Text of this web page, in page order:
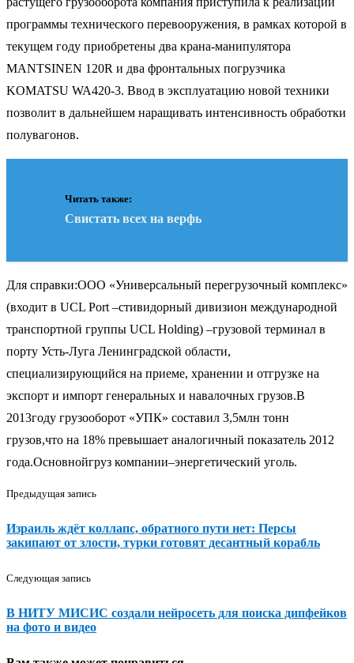
программы технического перевооружения, в рамках которой в
текущем году приобретены два крана-манипулятора
MANTSINEN 120R и два фронтальных погрузчика
KOMATSU WA420-3. Ввод в эксплуатацию новой техники
позволит в дальнейшем наращивать интенсивность обработки
полувагонов.
Читать также:
Свистать всех на верфь
Для справки:ООО «Универсальный перегрузочный комплекс»
(входит в UCL Port –стивидорный дивизион международной
транспортной группы UCL Holding) –грузовой терминал в
порту Усть-Луга Ленинградской области,
специализирующийся на приеме, хранении и отгрузке на
экспорт и импорт генеральных и навалочных грузов.В
2013году грузооборот «УПК» составил 3,5млн тонн
грузов,что на 18% превышает аналогичный показатель 2012
года.Основнойгруз компании–энергетический уголь.
Предыдущая запись
Израиль ждёт коллапс, обратного пути нет: Персы
закипают от злости, турки готовят десантный корабль
Следующая запись
В НИТУ МИСИС создали нейросеть для поиска дипфейков
на фото и видео